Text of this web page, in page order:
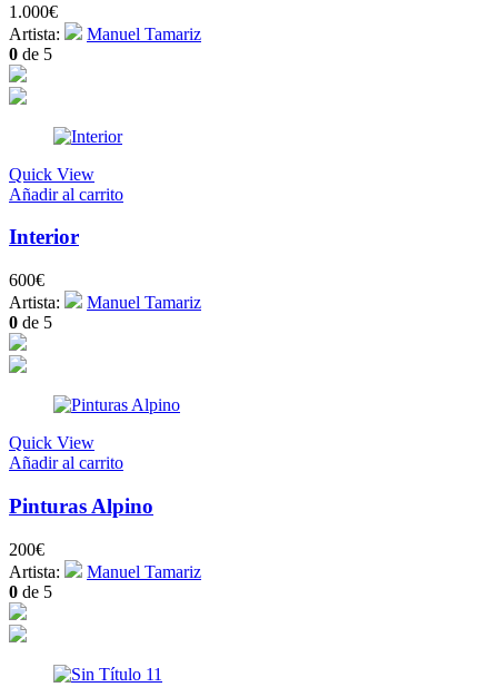
1.000€
Artista:
Manuel Tamariz
0 de 5
Quick View
Añadir al carrito
Interior
600€
Artista:
Manuel Tamariz
0 de 5
Quick View
Añadir al carrito
Pinturas Alpino
200€
Artista:
Manuel Tamariz
0 de 5